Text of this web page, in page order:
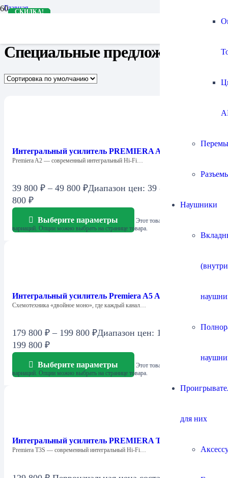
Наушники
для них
Главная
Специальные предложения
СКИДКА!
Интегральный усилитель PREMIERA A2
Premiera A2 — современный интегральный Hi-Fi…
39 800 ₽ – 49 800 ₽Диапазон цен: 39 800 ₽ – 49
800 ₽
Выберите параметры
Этот товар имеет несколько
вариаций. Опции можно выбрать на странице товара.
СКИДКА!
Интегральный усилитель Premiera A5 Axiom
Схемотехника «двойное моно», где каждый канал…
179 800 ₽ – 199 800 ₽Диапазон цен: 179 800 ₽ –
199 800 ₽
Выберите параметры
Этот товар имеет несколько
вариаций. Опции можно выбрать на странице товара.
СКИДКА!
Интегральный усилитель PREMIERA T3S
Premiera T3S — современный интегральный Hi-Fi…
СКИДКА!
СКИДКА!
СКИДКА!
СКИДКА!
СКИДКА!
СКИДКА!
СКИДКА!
СКИДКА!
СКИДКА!